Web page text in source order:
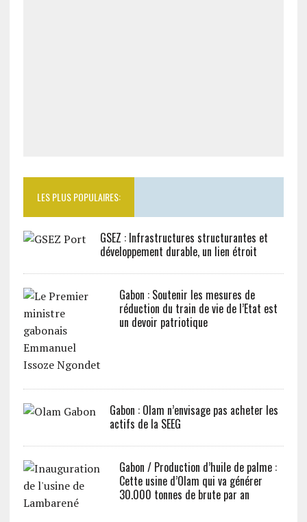
LES PLUS POPULAIRES:
GSEZ : Infrastructures structurantes et
développement durable, un lien étroit
Gabon : Soutenir les mesures de
réduction du train de vie de l’Etat est
un devoir patriotique
Gabon : Olam n’envisage pas acheter les
actifs de la SEEG
Gabon / Production d’huile de palme :
Cette usine d’Olam qui va générer
30.000 tonnes de brute par an